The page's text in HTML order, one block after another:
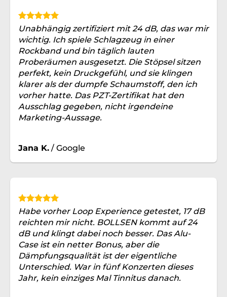
Unabhängig zertifiziert mit 24 dB, das war mir
wichtig. Ich spiele Schlagzeug in einer
Rockband und bin täglich lauten
Proberäumen ausgesetzt. Die Stöpsel sitzen
perfekt, kein Druckgefühl, und sie klingen
klarer als der dumpfe Schaumstoff, den ich
vorher hatte. Das PZT-Zertifikat hat den
Ausschlag gegeben, nicht irgendeine
Marketing-Aussage.
Jana K. / Google
Habe vorher Loop Experience getestet, 17 dB
reichten mir nicht. BOLLSEN kommt auf 24
dB und klingt dabei noch besser. Das Alu-
Case ist ein netter Bonus, aber die
Dämpfungsqualität ist der eigentliche
Unterschied. War in fünf Konzerten dieses
Jahr, kein einziges Mal Tinnitus danach.